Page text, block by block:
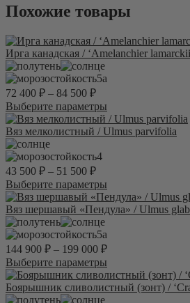
Похожие товары
Ирга канадская / ‘Amelanchier
5а
72 400 ₽ – 84 500 ₽
Выберите параметры
товар
имеет
выбрать
на
странице
Вяз мелколистный / Ulmus parvifolia
4
43 500 ₽ – 51 500 ₽
Выберите параметры
товар
имеет
Опции
выбрать
на
странице
Вяз шершавый «Пендула» / Ulmus
5а
144 900 ₽ – 199 000 ₽
Выберите параметры
товар
имеет
Боярышник сливолистный (зонт) /